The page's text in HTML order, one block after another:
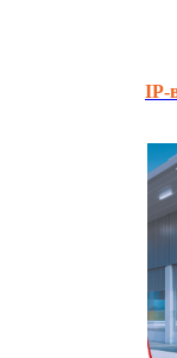
IP-